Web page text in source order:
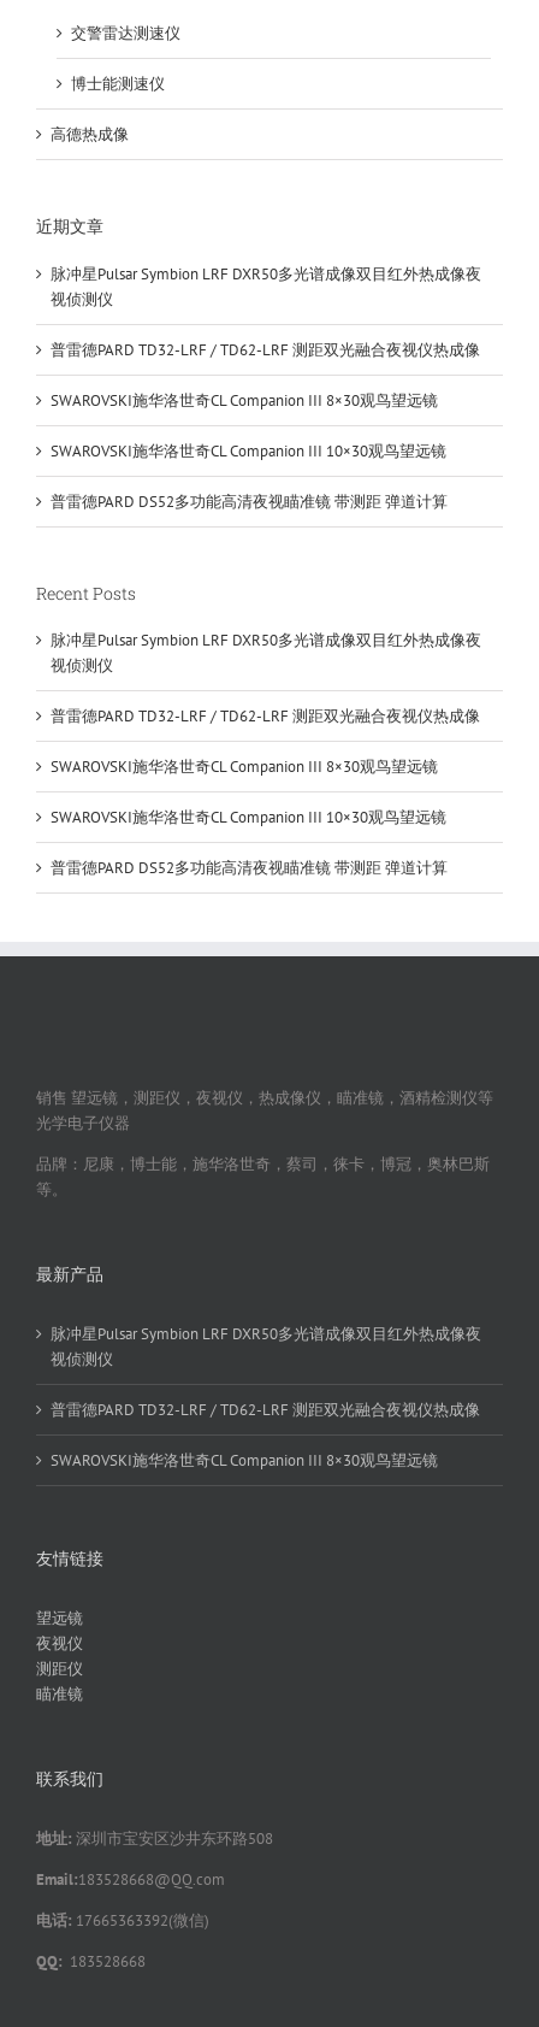
交警雷达测速仪
博士能测速仪
高德热成像
近期文章
脉冲星Pulsar Symbion LRF DXR50多光谱成像双目红外热成像夜
视侦测仪
普雷德PARD TD32-LRF / TD62-LRF 测距双光融合夜视仪热成像
SWAROVSKI施华洛世奇CL Companion III 8×30观鸟望远镜
SWAROVSKI施华洛世奇CL Companion III 10×30观鸟望远镜
普雷德PARD DS52多功能高清夜视瞄准镜 带测距 弹道计算
Recent Posts
脉冲星Pulsar Symbion LRF DXR50多光谱成像双目红外热成像夜
视侦测仪
普雷德PARD TD32-LRF / TD62-LRF 测距双光融合夜视仪热成像
SWAROVSKI施华洛世奇CL Companion III 8×30观鸟望远镜
SWAROVSKI施华洛世奇CL Companion III 10×30观鸟望远镜
普雷德PARD DS52多功能高清夜视瞄准镜 带测距 弹道计算
销售 望远镜，测距仪，夜视仪，热成像仪，瞄准镜，酒精检测仪等
光学电子仪器
品牌：尼康，博士能，施华洛世奇，蔡司，徕卡，博冠，奥林巴斯
等。
最新产品
脉冲星Pulsar Symbion LRF DXR50多光谱成像双目红外热成像夜
视侦测仪
普雷德PARD TD32-LRF / TD62-LRF 测距双光融合夜视仪热成像
SWAROVSKI施华洛世奇CL Companion III 8×30观鸟望远镜
友情链接
望远镜
夜视仪
测距仪
瞄准镜
联系我们
地址: 深圳市宝安区沙井东环路508
Email:183528668@QQ.com
电话: 17665363392(微信)
QQ: 183528668